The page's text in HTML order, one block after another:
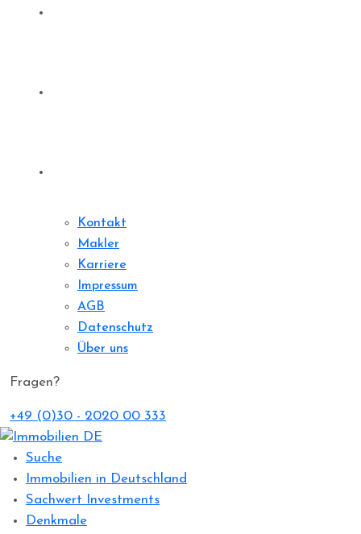
Kontakt
Makler
Karriere
Impressum
AGB
Datenschutz
Über uns
Fragen?
+49 (0)30 - 2020 00 333
Suche
Immobilien in Deutschland
Sachwert Investments
Denkmale